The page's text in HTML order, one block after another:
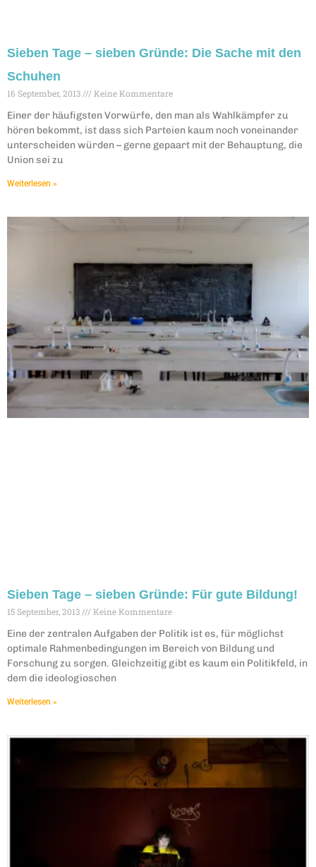
Sieben Tage – sieben Gründe: Die Sache mit den
Schuhen
16 September, 2013 Keine Kommentare
Einer der häufigsten Vorwürfe, den man als Wahlkämpfer zu
hören bekommt, ist dass sich Parteien kaum noch voneinander
unterscheiden würden – gerne gepaart mit der Behauptung, die
Union sei zu
Weiterlesen »
Sieben Tage – sieben Gründe: Für gute Bildung!
15 September, 2013 Keine Kommentare
Eine der zentralen Aufgaben der Politik ist es, für möglichst
optimale Rahmenbedingungen im Bereich von Bildung und
Forschung zu sorgen. Gleichzeitig gibt es kaum ein Politikfeld, in
dem die ideologioschen
Weiterlesen »